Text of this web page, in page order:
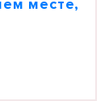
месте,